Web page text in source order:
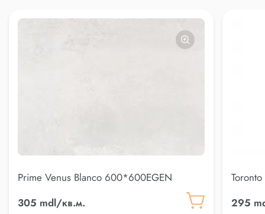
Prime Venus Blanco 600*600EGEN
60*60
305 mdl/кв.м.
60*60
295